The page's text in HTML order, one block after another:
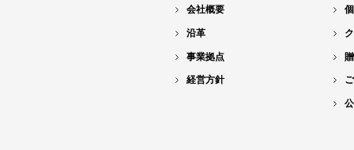
会社概要
沿革
事業拠点
経営方針